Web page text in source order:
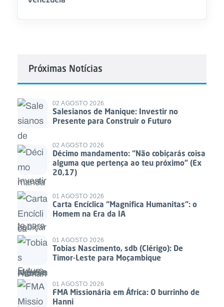
Próximas Notícias
02 AGOSTO 2026
Salesianos de Manique: Investir no
Presente para Construir o Futuro
02 AGOSTO 2026
Décimo mandamento: “Não cobiçarás coisa
alguma que pertença ao teu próximo” (Ex
20,17)
01 AGOSTO 2026
Carta Encíclica “Magnifica Humanitas”: o
Homem na Era da IA
01 AGOSTO 2026
Tobias Nascimento, sdb (Clérigo): De
Timor-Leste para Moçambique
01 AGOSTO 2026
FMA Missionária em África: O burrinho de
Hanni